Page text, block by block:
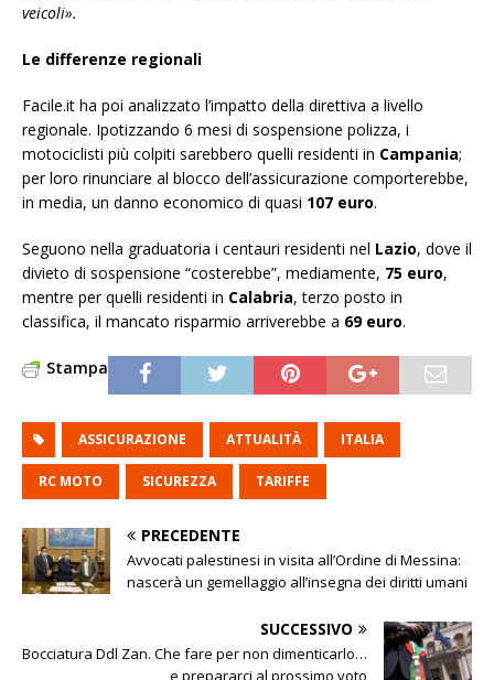
veicoli».
Le differenze regionali
Facile.it ha poi analizzato l’impatto della direttiva a livello
regionale. Ipotizzando 6 mesi di sospensione polizza, i
motociclisti più colpiti sarebbero quelli residenti in Campania;
per loro rinunciare al blocco dell’assicurazione comporterebbe,
in media, un danno economico di quasi 107 euro.
Seguono nella graduatoria i centauri residenti nel Lazio, dove il
divieto di sospensione “costerebbe”, mediamente, 75 euro,
mentre per quelli residenti in Calabria, terzo posto in
classifica, il mancato risparmio arriverebbe a 69 euro.
Stampa
ASSICURAZIONE ATTUALITÀ ITALIA
RC MOTO SICUREZZA TARIFFE
PRECEDENTE
Avvocati palestinesi in visita all’Ordine di Messina:
nascerà un gemellaggio all’insegna dei diritti umani
SUCCESSIVO
Bocciatura Ddl Zan. Che fare per non dimenticarlo…
e prepararci al prossimo voto